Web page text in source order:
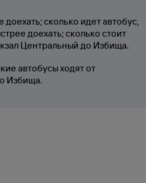
сколько идет автобус,
доехать; сколько стоит
Центральный до Избища.
автобусы ходят от
Избища.